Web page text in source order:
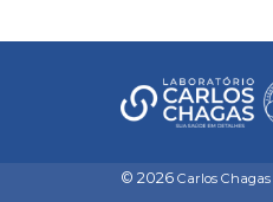
© 2026 Carlos Chagas